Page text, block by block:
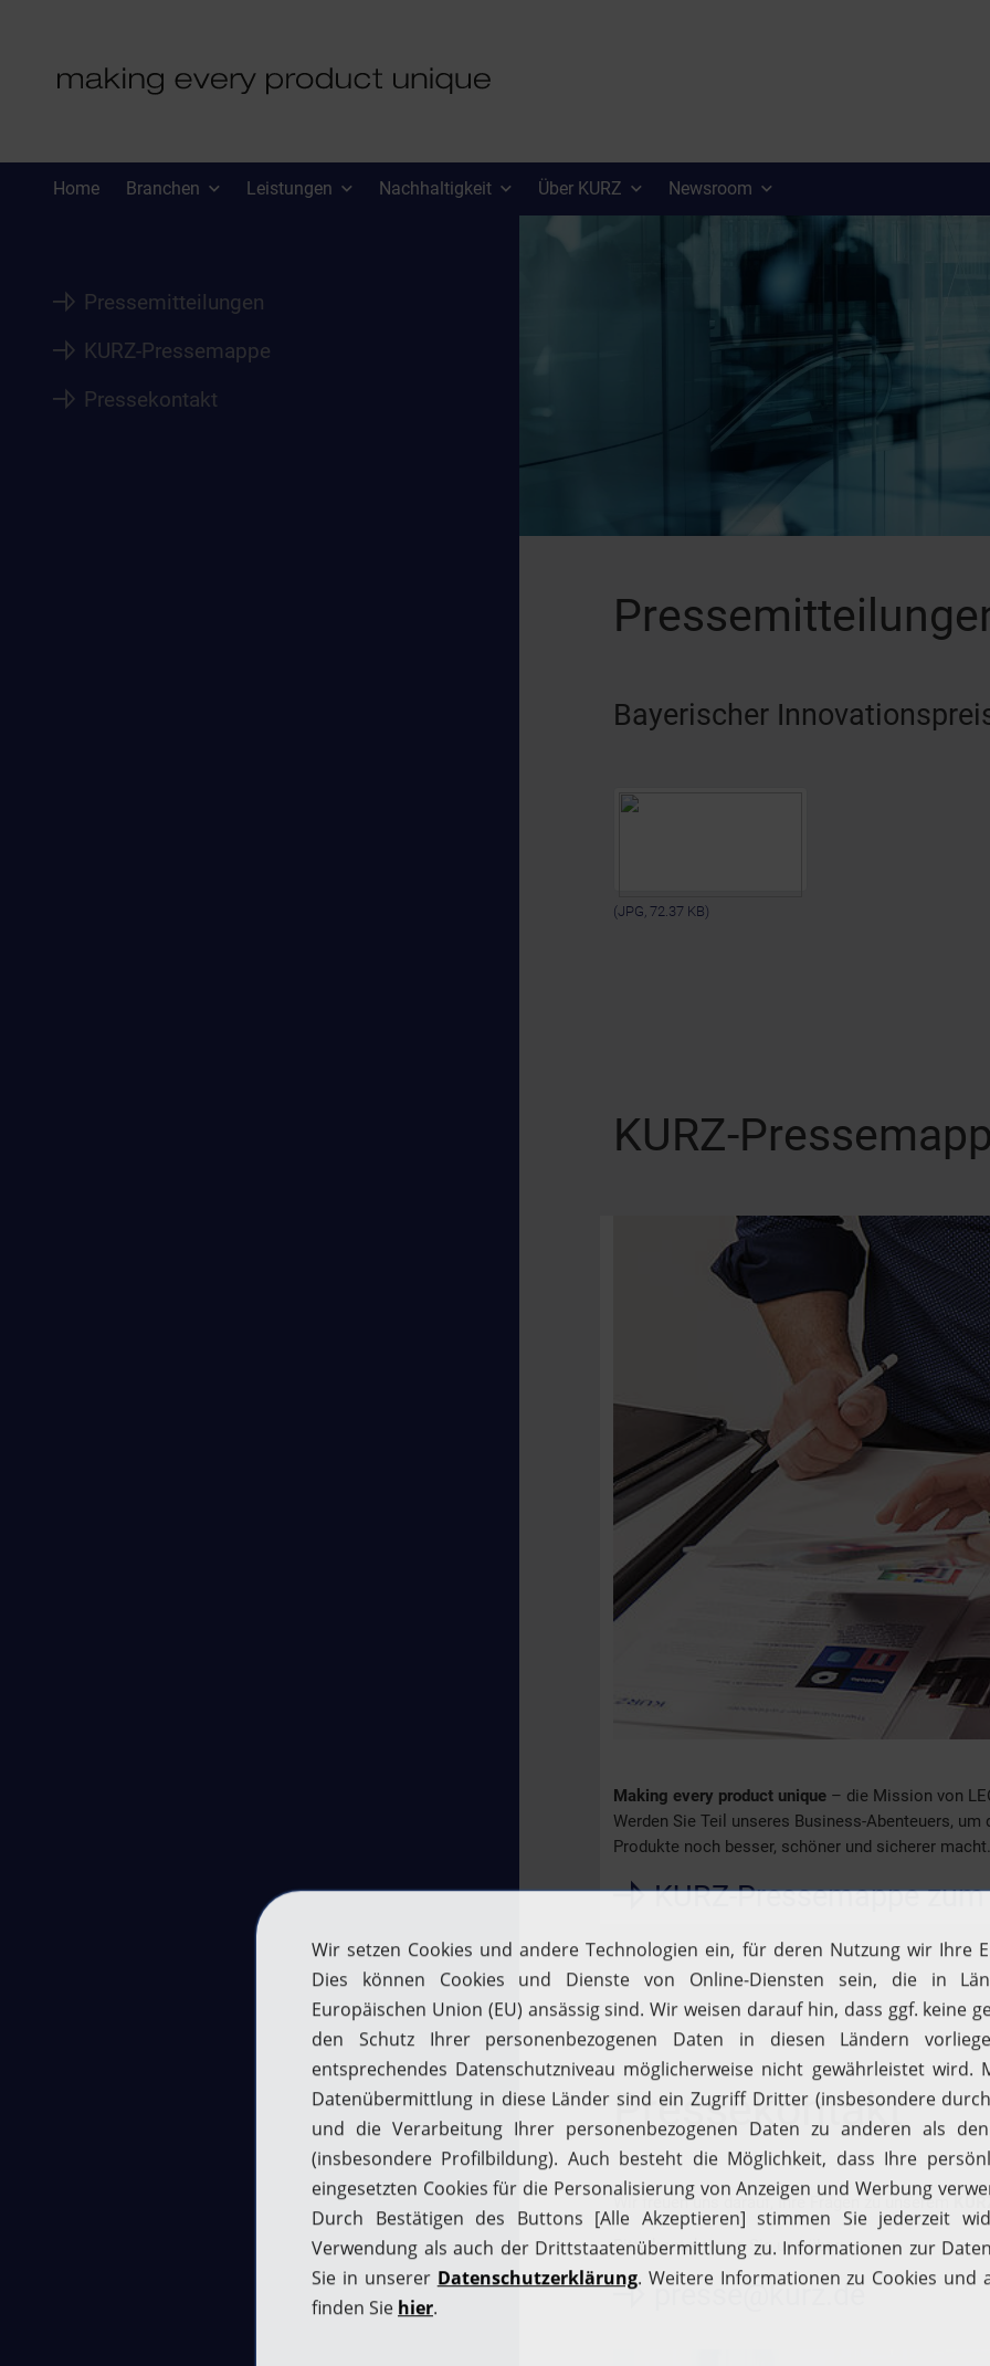
Home Branchen Leistungen Nachhaltigkeit Über KURZ Newsroom
Pressemitteilungen
KURZ-Pressemappe
Pressekontakt
Bayerischer
(JPG, 72.37 KB)
KURZ-
Making every product unique – die Mission von
Werden Sie Teil unseres Business-Abenteuers,
Produkte noch besser, schöner und sicherer
KURZ-Pressemappe
Pressekontakt
Wir freuen uns darauf, Ihre Fragen zu unserem
Bitte kontaktieren Sie uns über:
presse@kurz.de